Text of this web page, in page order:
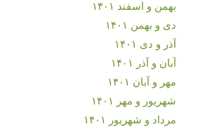
بهمن و اسفند ۱۴۰۱
دی و بهمن ۱۴۰۱
آذر و دی ۱۴۰۱
آبان و آذر ۱۴۰۱
مهر و آبان ۱۴۰۱
شهریور و مهر ۱۴۰۱
مرداد و شهریور ۱۴۰۱